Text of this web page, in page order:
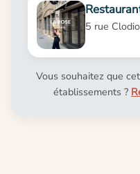
5 rue
Vous souhaitez que
établissements ?